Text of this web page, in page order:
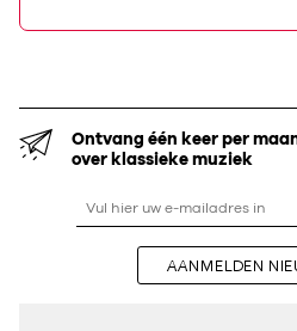
Ontvang één keer per
over klassieke muziek
AANMELDEN